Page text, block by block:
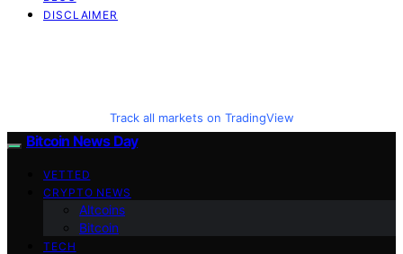
DISCLAIMER
Track all markets on TradingView
Bitcoin News Day
VETTED
CRYPTO NEWS
Altcoins
Bitcoin
TECH